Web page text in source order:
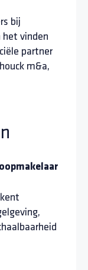
bij
vinden
partner
m&a,